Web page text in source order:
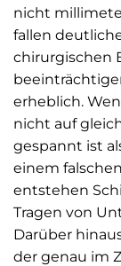
nicht
fallen
chirurgischen
erheblich.
nicht auf
gespannt ist
einem
entstehen
Tragen von
Darüber
der genau im